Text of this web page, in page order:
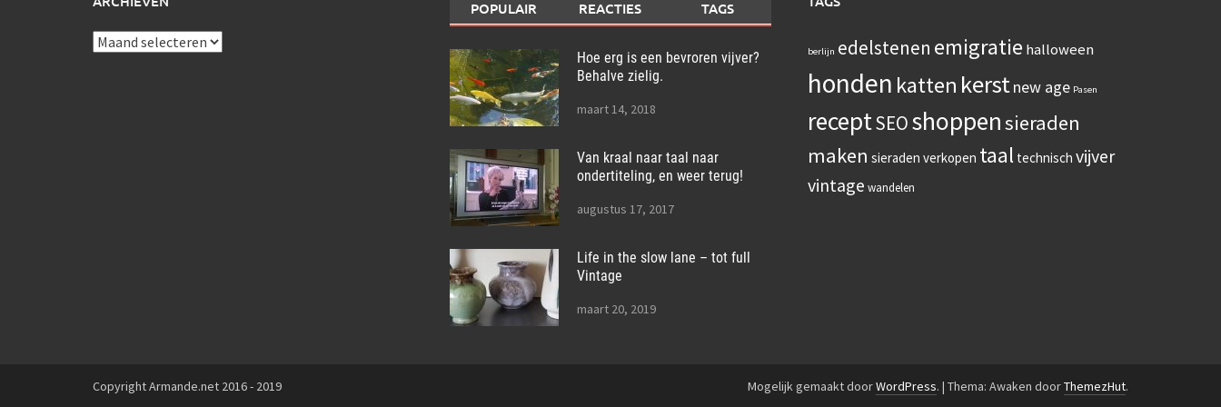
Archieven
POPULAIR REACTIES TAGS
Hoe erg is een bevroren vijver?
Behalve zielig.
maart 14, 2018
Van kraal naar taal naar
ondertiteling, en weer terug!
augustus 17, 2017
Life in the slow lane – tot full
Vintage
maart 20, 2019
berlijn edelstenen emigratie halloween
honden katten kerstnew age Pasen
receptSEOshoppensieraden
maken sieraden verkopen taal technisch vijver
vintage wandelen
Copyright Armande.net 2016 - 2019 Mogelijk gemaakt doorWordPress. | Thema: Awaken doorThemezHut.